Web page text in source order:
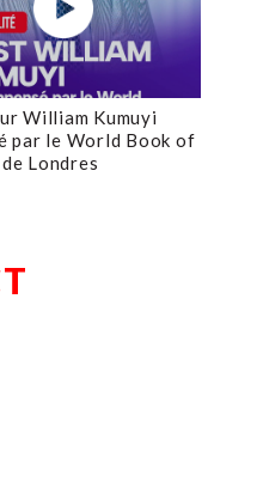
William Kumuyi
par le World Book of
Londres